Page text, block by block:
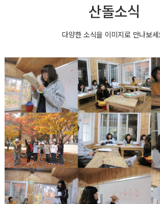
산돌소식
다양한 소식을 이미지로 만나보